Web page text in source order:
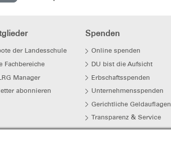
der Landesschule
Fachbereiche
Manager
abonnieren
Spenden
Online spenden
DU bist die Aufsicht
Erbschaftsspenden
Unternehmensspenden
Gerichtliche Geldauflagen
Transparenz & Service